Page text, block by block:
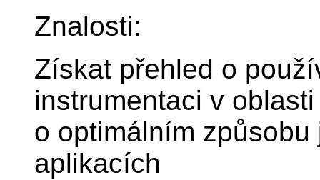
Znalosti:
Získat přehled o
instrumentaci v
o optimálním
aplikacích